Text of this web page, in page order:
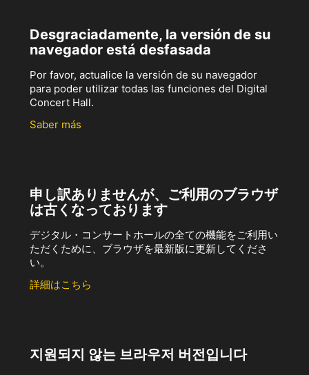
Desgraciadamente, la versión de su
navegador está desfasada
Por favor, actualice la versión de su navegador
para poder utilizar todas las funciones del Digital
Concert Hall.
Saber más
申し訳ありませんが、ご利用のブラウザ
は古くなっております
デジタル・コンサートホールの全ての機能をご利用い
ただくために、ブラウザを最新版に更新してくださ
い。
詳細はこちら
지원되지 않는 브라우저 버전입니다